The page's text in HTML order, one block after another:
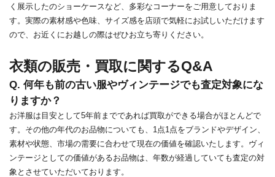
く展示したのショーケースなど、多彩なコーナーをご用意しておりま
す。実際の素材感や色味、サイズ感を店頭で気軽にお試しいただけます
ので、お近くにお越しの際はぜひお立ち寄りください。
衣類の販売・買取に関するQ&A
Q. 何年も前の古い服やヴィンテージでも査定対象にな
りますか？
お洋服は目安として5年前までであれば買取ができる場合がほとんどで
す。その他の年代のお品物についても、1点1点をブランドやデザイン、
素材や状態、市場の需要に合わせて現在の価値を確認いたします。ヴィ
ンテージとしての価値があるお品物は、年数が経過していても査定の対
象とさせていただいております。